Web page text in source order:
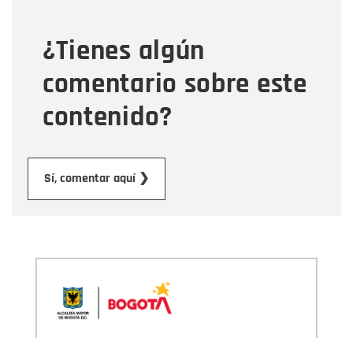
¿Tienes algún
comentario sobre este
contenido?
Sí, comentar aquí ❯
Mensaje